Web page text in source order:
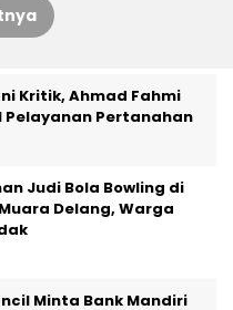
Kritik, Ahmad Fahmi
Pertanahan
Judi Bola Bowling di
Delang, Warga